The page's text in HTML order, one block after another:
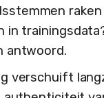
antwoord.
verschuift